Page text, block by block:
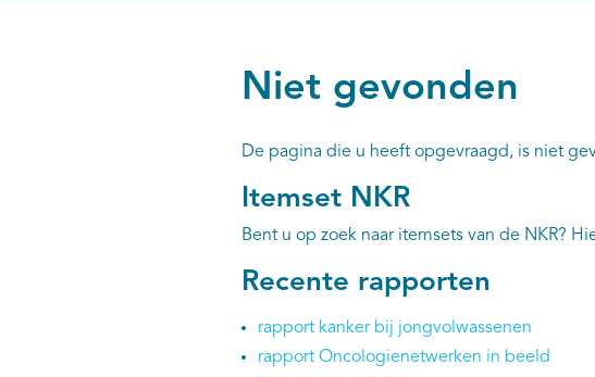
Niet gevonden
De pagina die u heeft opgevraagd, is niet
Itemset NKR
Bent u op zoek naar itemsets van de NKR?
Recente rapporten
rapport kanker bij jongvolwassenen
rapport Oncologienetwerken in beeld